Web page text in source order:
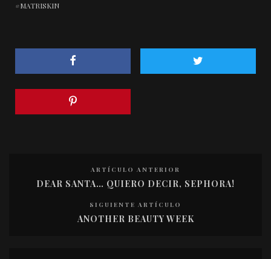
MATRISKIN
ARTÍCULO ANTERIOR
DEAR SANTA… QUIERO DECIR, SEPHORA!
SIGUIENTE ARTÍCULO
ANOTHER BEAUTY WEEK